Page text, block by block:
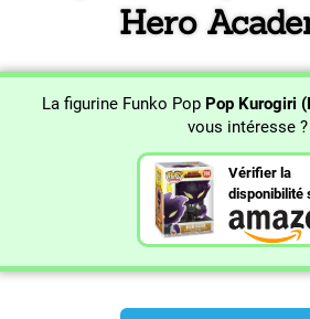
Hero
La figurine Funko Pop Pop Kurogiri
vous intéresse ?
Vérifier la
disponibilité